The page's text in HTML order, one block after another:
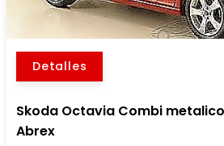
Detalles
Skoda Octavia Combi
Abrex